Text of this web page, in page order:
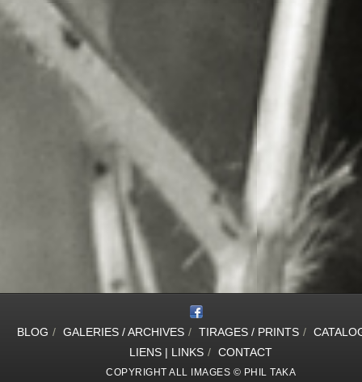
BLOG / GALERIES / ARCHIVES / TIRAGES / PRINTS /
LIENS | LINKS / CONTACT
COPYRIGHT ALL IMAGES © PHIL TAKA